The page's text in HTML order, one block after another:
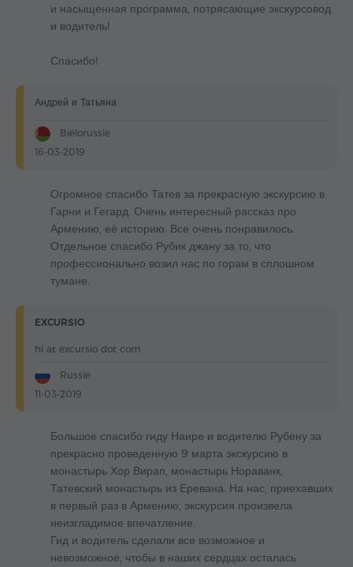
и насыщенная программа, потрясающие экскурсовод
и водитель!
Спасибо!
Андрей и Татьяна
Biélorussie
16-03-2019
Огромное спасибо Татев за прекрасную экскурсию в
Гарни и Гегард. Очень интересный рассказ про
Армению, её историю. Все очень понравилось.
Отдельное спасибо Рубик джану за то, что
профессионально возил нас по горам в сплошном
тумане.
EXCURSIO
hi at excursio dot com
Russie
11-03-2019
Большое спасибо гиду Наире и водителю Рубену за
прекрасно проведенную 9 марта экскурсию в
монастырь Хор Вирап, монастырь Нораванк,
Татевский монастырь из Еревана. На нас, приехавших
в первый раз в Армению, экскурсия произвела
неизгладимое впечатление.
Гид и водитель сделали все возможное и
невозможное, чтобы в наших сердцах осталась